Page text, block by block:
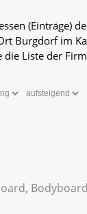
(Einträge)
Burgdorf im
die Liste der